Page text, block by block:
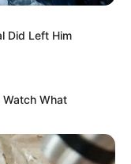
Did Left Him
Watch What